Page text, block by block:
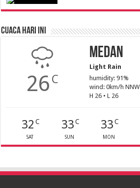
Cuaca Hari Ini
26 C
Medan
Light Rain
humidity: 91%
wind: 0km/h NNW
H 26 • L 26
32 C
SAT
33C
SUN
33 C
MON